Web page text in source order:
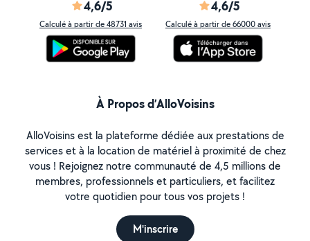
4,6/5
Calculé à partir de 48731 avis
4,6/5
Calculé à partir de 66000 avis
À Propos d’AlloVoisins
AlloVoisins est la plateforme dédiée aux prestations de
services et à la location de matériel à proximité de chez
vous ! Rejoignez notre communauté de 4,5 millions de
membres, professionnels et particuliers, et facilitez
votre quotidien pour tous vos projets !
M'inscrire